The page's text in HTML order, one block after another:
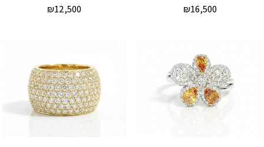
₪12,500 ₪16,500